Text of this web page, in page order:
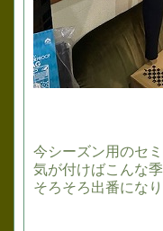
今シーズン用のセ
気が付けばこんな
そろそろ出番にな